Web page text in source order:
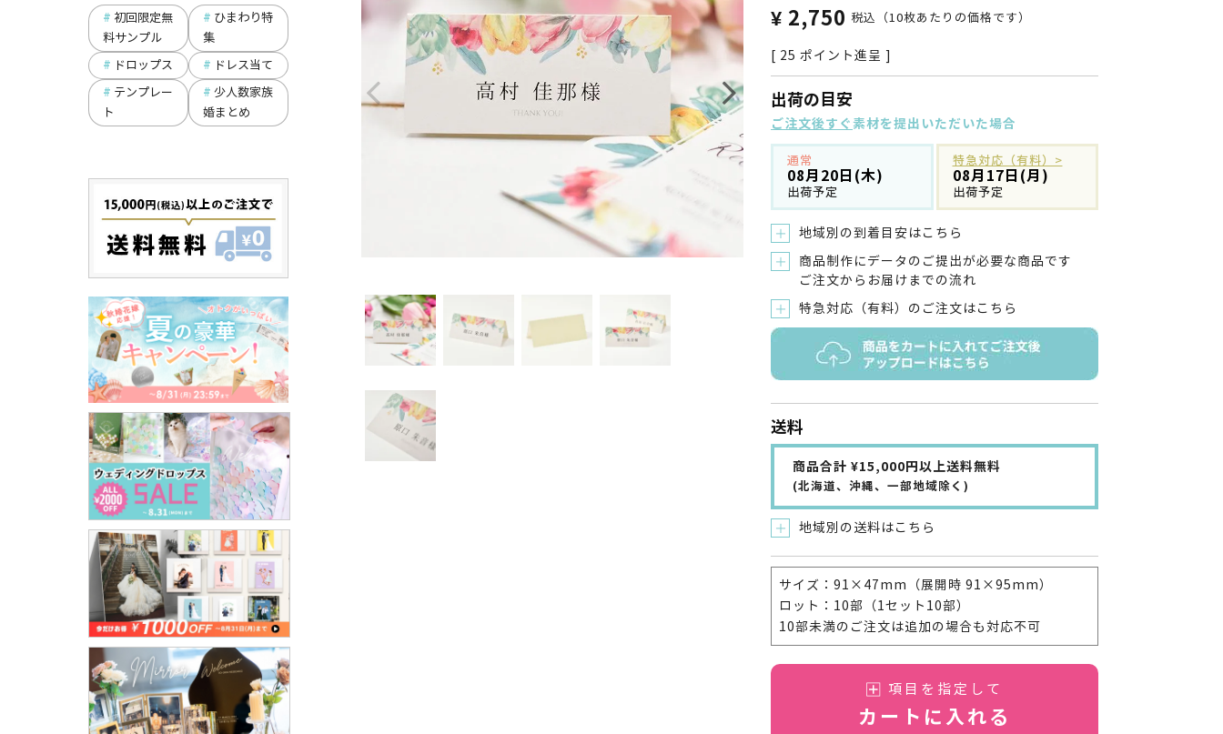
初回限定無
料サンプル
ひまわり特
集
ドロップス
ドレス当て
テンプレー
ト
少人数家族
婚まとめ
¥ 2,750 税込 （10枚あたりの価格です）
[ 25 ポイント進呈 ]
出荷の目安
ご注文後すぐ素材を提出いただいた場合
通常
08月20日(木)
出荷予定
特急対応（有料）>
08月17日(月)
出荷予定
＋
地域別の到着目安はこちら
＋
商品制作にデータのご提出が必要な商品です
ご注文からお届けまでの流れ
＋
特急対応（有料）のご注文はこちら
送料
商品合計 ¥15,000円以上送料無料
(北海道、沖縄、一部地域除く)
＋ 地域別の送料はこちら
サイズ：91×47mm（展開時 91×95mm）
ロット：10部（1セット10部）
10部未満のご注文は追加の場合も対応不可
項目を指定して
カートに入れる